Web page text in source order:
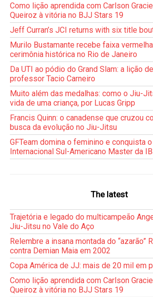
Como lição aprendida com Carlson
Queiroz à vitória no BJJ Stars 19
Jeff Curran’s JCI returns with six title
Murilo Bustamante recebe faixa
cerimônia histórica no Rio de Janeiro
Da UTI ao pódio do Grand Slam: a lição
professor Tacio Carneiro
Muito além das medalhas: como o Jiu-
vida de uma criança, por Lucas Gripp
Francis Quinn: o canadense que cruzou
busca da evolução no Jiu-Jitsu
GFTeam domina o feminino e conquista
Internacional Sul-Americano Master da
The latest
Trajetória e legado do multicampeão
Jiu-Jitsu no Vale do Aço
Relembre a insana montada do “azarão”
contra Demian Maia em 2002
Copa América de JJ: mais de 20 mil em
Como lição aprendida com Carlson
Queiroz à vitória no BJJ Stars 19